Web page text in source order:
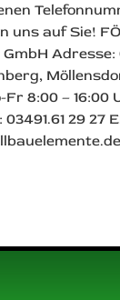
uns auf Sie!
Adresse:
8:00 – 16:00
29 27